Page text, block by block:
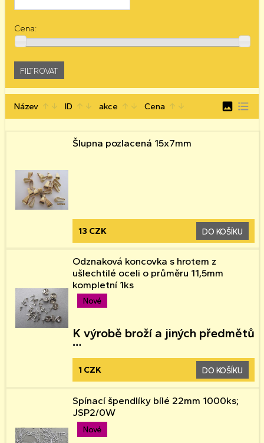
Cena:
Název arrow_upward arrow_downward ID arrow_upward arrow_downward akce arrow_upward arrow_downward Cena arrow_upward arrow_downward image format_list_bulleted
Šlupna pozlacená 15x7mm
13 CZK DO KOŠÍKU
Nové
Odznaková koncovka s hrotem z
ušlechtilé oceli o průměru 11,5mm
kompletní 1ks
K výrobě broží a jiných předmětů
"""
1 CZK DO KOŠÍKU
Nové
Spínací špendlíky bílé 22mm 1000ks;
JSP2/0W